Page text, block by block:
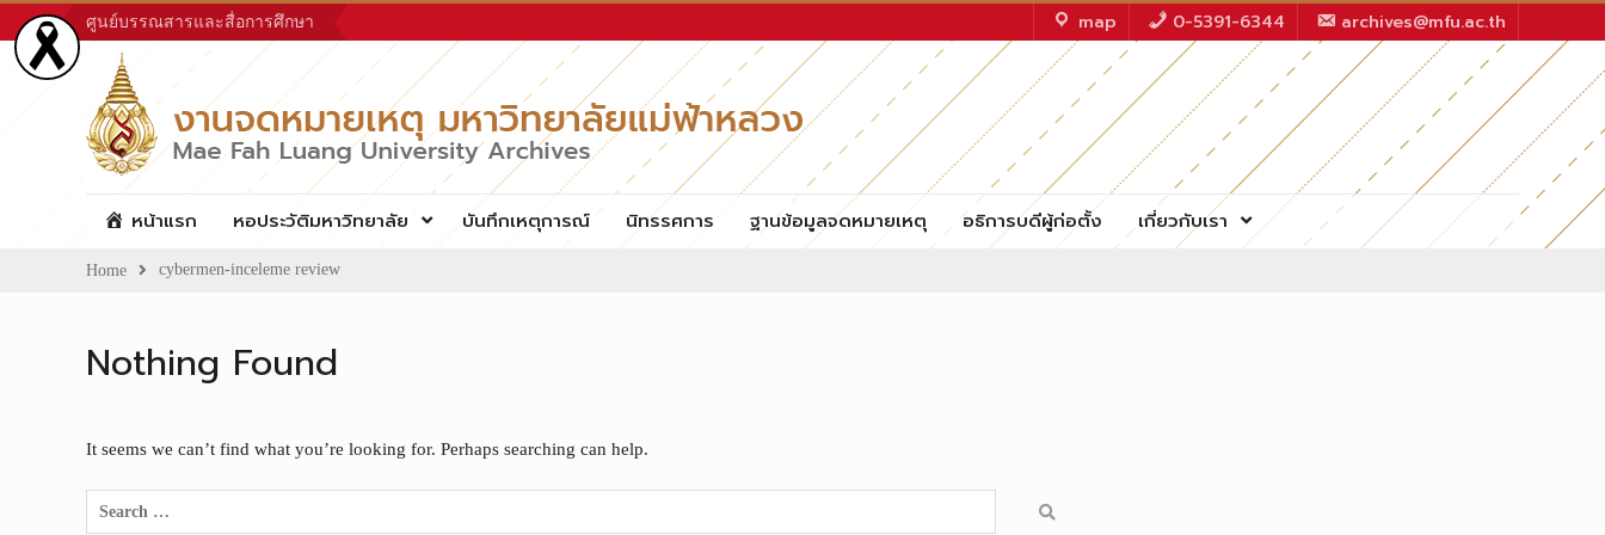
to
content
ศูนย์บรรณสารและสื่อการศึกษา map 0-5391-6344 archives@mfu.ac.th
หน้าแรก หอประวัติมหาวิทยาลัย บันทึกเหตุการณ์ นิทรรศการ ฐานข้อมูลจดหมายเหตุ อธิการบดีผู้ก่อตั้ง เกี่ยวกับเรา
Home cybermen-inceleme review
Nothing Found
It seems we can’t find what you’re looking for. Perhaps searching can help.
Search
for: